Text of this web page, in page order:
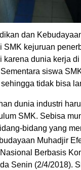
dan
SMK kejuruan
karena dunia kerja
siswa
tidak bisa
dunia industri
SMK. Sebisa
bidang yang
Muhadjir
Berbasis
Senin (2/4/2018).